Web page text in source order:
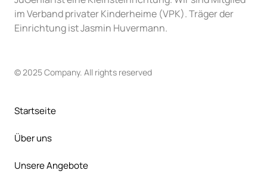
im Verband privater Kinderheime (VPK). Träger der
Einrichtung ist Jasmin Huvermann.
© 2025 Company. All rights reserved
Startseite
Über uns
Unsere Angebote